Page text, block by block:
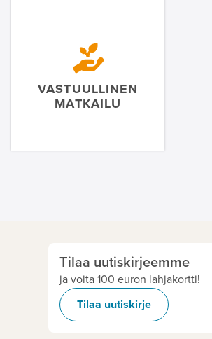
VASTUULLINEN
MATKAILU
Tilaa uutiskirjeemme
ja voita 100 euron lahjakortti!
Tilaa uutiskirje